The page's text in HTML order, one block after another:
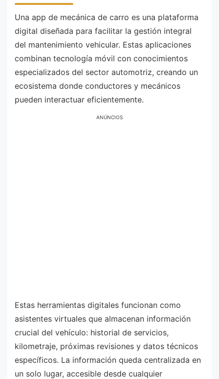
Una app de mecánica de carro es una plataforma
digital diseñada para facilitar la gestión integral
del mantenimiento vehicular. Estas aplicaciones
combinan tecnología móvil con conocimientos
especializados del sector automotriz, creando un
ecosistema donde conductores y mecánicos
pueden interactuar eficientemente.
ANÚNCIOS
Estas herramientas digitales funcionan como
asistentes virtuales que almacenan información
crucial del vehículo: historial de servicios,
kilometraje, próximas revisiones y datos técnicos
específicos. La información queda centralizada en
un solo lugar, accesible desde cualquier